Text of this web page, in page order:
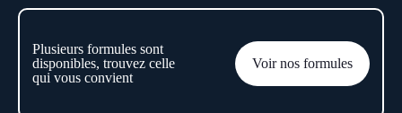
Plusieurs formules sont
disponibles, trouvez celle
qui vous convient
Voir nos formules